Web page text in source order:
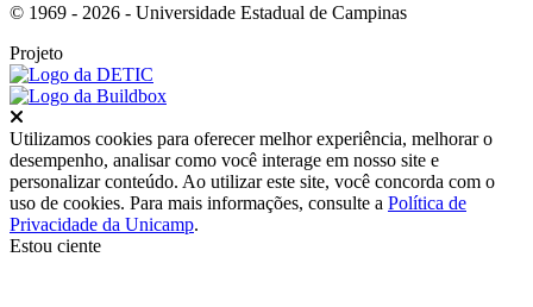
© 1969 - 2026 - Universidade Estadual de Campinas
Projeto
Utilizamos cookies para oferecer melhor experiência, melhorar o
desempenho, analisar como você interage em nosso site e
personalizar conteúdo. Ao utilizar este site, você concorda com o
uso de cookies. Para mais informações, consulte a Política de
Privacidade da Unicamp.
Estou ciente